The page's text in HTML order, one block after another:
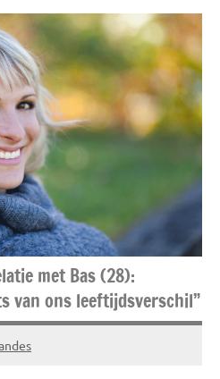
met Bas (28):
van ons leeftijdsverschil”